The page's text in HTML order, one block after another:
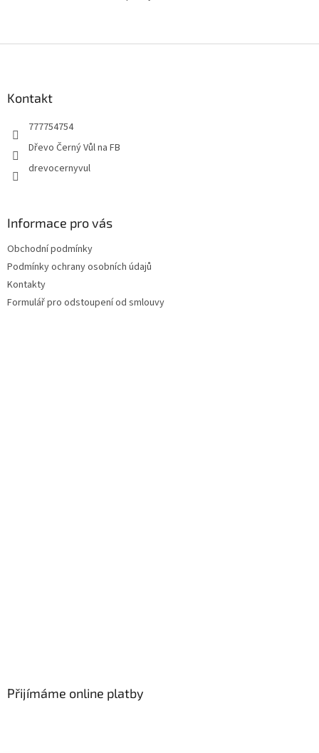
Kontakt
777754754
Dřevo Černý Vůl na FB
drevocernyvul
Informace pro vás
Obchodní podmínky
Podmínky ochrany osobních údajů
Kontakty
Formulář pro odstoupení od smlouvy
Přijímáme online platby